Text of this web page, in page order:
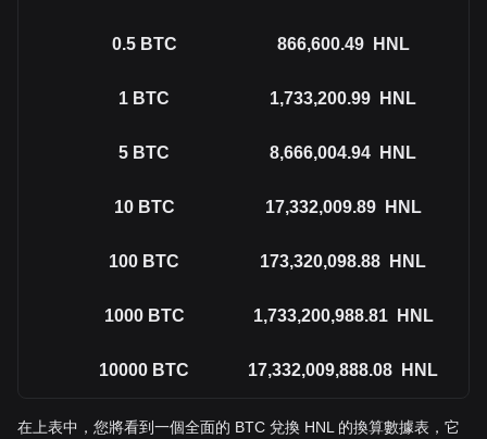
0.5 BTC 866,600.49 HNL
1 BTC 1,733,200.99 HNL
5 BTC 8,666,004.94 HNL
10 BTC 17,332,009.89 HNL
100 BTC 173,320,098.88 HNL
1000 BTC 1,733,200,988.81 HNL
10000 BTC 17,332,009,888.08 HNL
在上表中，您將看到一個全面的 BTC 兌換 HNL 的換算數據表，它